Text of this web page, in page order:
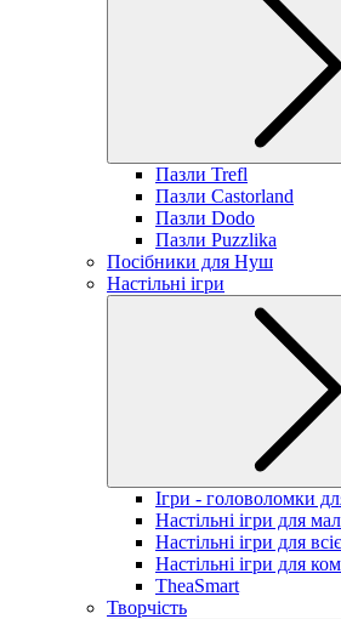
Пазли Trefl
Пазли Castorland
Пазли Dodo
Пазли Puzzlika
Посібники для Нуш
Настільні ігри
Ігри - головоломки
Настільні ігри для
Настільні ігри для
Настільні ігри для
TheaSmart
Творчість